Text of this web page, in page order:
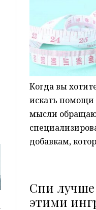
Когда вы
искать помощи
мысли
добавкам,
Спи лучше
этими